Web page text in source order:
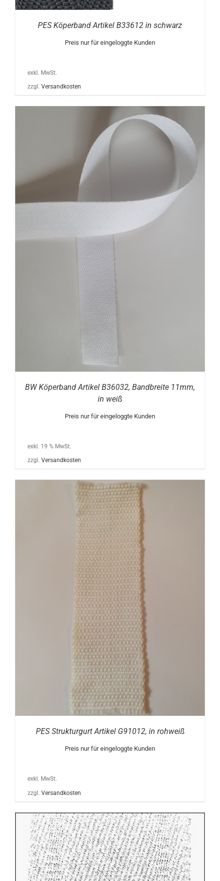
PES Köperband Artikel B33612 in schwarz
Preis nur für eingeloggte Kunden
exkl. MwSt.
zzgl. Versandkosten
BW Köperband Artikel B36032, Bandbreite 11mm,
in weiß
Preis nur für eingeloggte Kunden
exkl. 19 % MwSt.
zzgl. Versandkosten
PES Strukturgurt Artikel G91012, in rohweiß
Preis nur für eingeloggte Kunden
exkl. MwSt.
zzgl. Versandkosten